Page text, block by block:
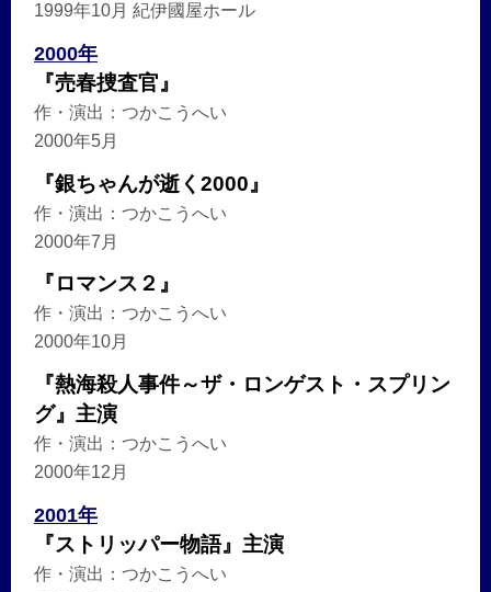
1999年10月 紀伊國屋ホール
2000年
『売春捜査官』
作・演出：つかこうへい
2000年5月
『銀ちゃんが逝く2000』
作・演出：つかこうへい
2000年7月
『ロマンス２』
作・演出：つかこうへい
2000年10月
『熱海殺人事件～ザ・ロンゲスト・スプリン
グ』主演
作・演出：つかこうへい
2000年12月
2001年
『ストリッパー物語』主演
作・演出：つかこうへい